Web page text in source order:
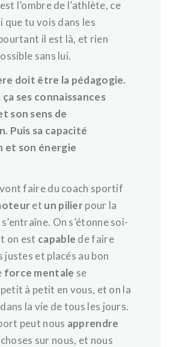
l’ombre de l’athlète, ce
que tu vois dans les
il est là, et rien
sans lui.
doit être la pédagogie.
ses connaissances
son sens de
Puis sa capacité
et son énergie
faire du coach sportif
et un pilierpour la
On s’étonne soi-
on est capable de faire
justes et placés au bon
force mentale se
à petit en vous, et on la
la vie de tous les jours.
peut nous apprendre
sur nous, et nous